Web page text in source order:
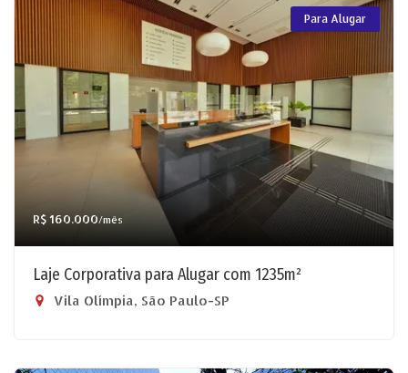
Para Alugar
R$ 160.000/mês
Laje Corporativa para Alugar com 1235m²
Vila Olímpia, São Paulo-SP